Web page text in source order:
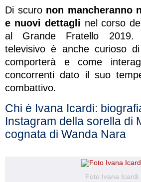
Di scuro non mancheranno
e nuovi dettagli nel corso
al Grande Fratello
televisivo è anche curioso
comporterà e come
concorrenti dato il suo
combattivo.
Chi è Ivana Icardi:
Instagram della sorella di
cognata di Wanda Nara
Foto Ivana Icardi